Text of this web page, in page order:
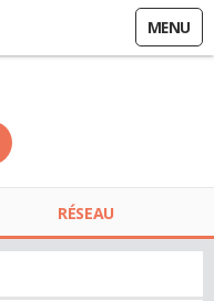
MENU
RÉSEAU